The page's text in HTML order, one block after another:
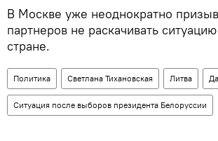
В Москве уже неоднократно
партнеров не раскачивать
стране.
Политика Светлана Тихановская Литва
Ситуация после выборов президента Белоруссии